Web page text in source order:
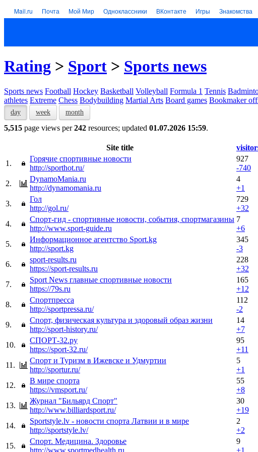
Mail.ru Почта Мой Мир Одноклассники ВКонтакте Игры Знакомства
Rating > Sport > Sports news
Sports news Football Hockey Basketball Volleyball Formula 1 Tennis
athletes Extreme Chess Bodybuilding Martial Arts Board games Bookmaker
day week month
5,515 page views per242 resources; updated 01.07.2026 15:59.
Site title
1.
Горячие спортивные новости
http://sporthot.ru/
927
-740
2.
DynamoMania.ru
http://dynamomania.ru
4
+1
3.
Гол
http://gol.ru/
729
+32
4.
Спорт-гид - спортивные новости, события, спортмагазины
http://www.sport-guide.ru
7
+6
5.
Информационное агентство Sport.kg
http://sport.kg
345
-3
6.
sport-results.ru
https://sport-results.ru
228
+32
7.
Sport News главные спортивные новости
https://79s.ru
165
+12
8.
Спортпресса
http://sportpressa.ru/
112
-2
9.
Спорт, физическая культура и здоровый образ жизни
http://sport-history.ru/
14
+7
10.
СПОРТ-32.ру
https://sport-32.ru/
95
+11
11.
Спорт и Туризм в Ижевске и Удмуртии
http://sportur.ru/
5
+1
12.
В мире спорта
https://vmsport.ru/
55
+8
13.
Журнал "Бильярд Спорт"
http://www.billiardsport.ru/
30
+19
14.
Sportstyle.lv - новости спорта Латвии и в мире
http://sportstyle.lv/
2
+2
15.
Спорт. Медицина. Здоровье
http://www.sportmedhealth.ru
9
+1